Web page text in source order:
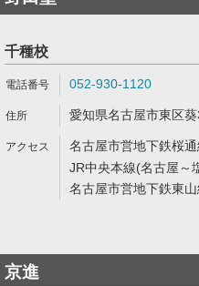
千種校
052-930-1120
愛知県名古屋市東区
名古屋市営地下鉄桜
JR中央本線(名古屋～
名古屋市営地下鉄東
京進